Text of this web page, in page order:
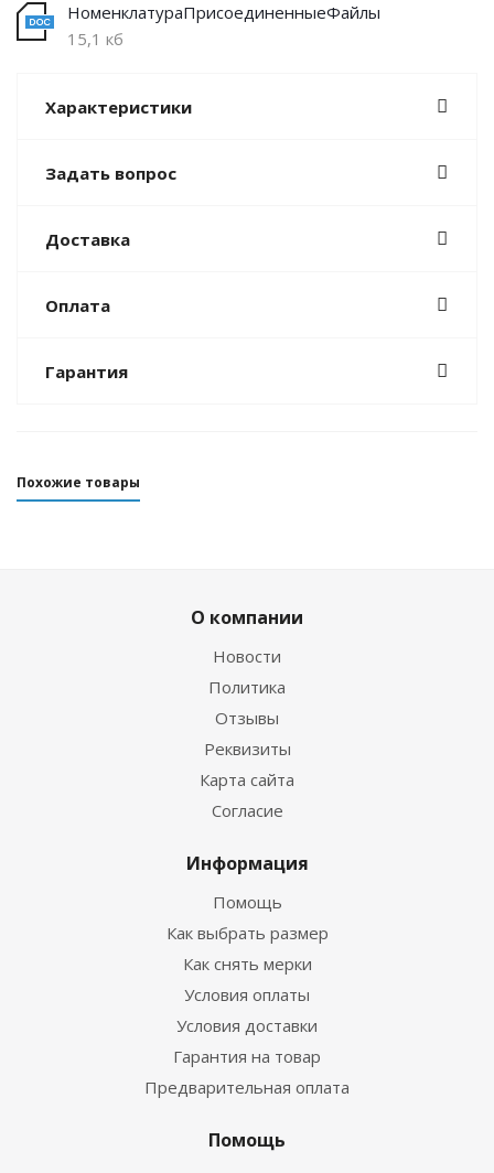
НоменклатураПрисоединенныеФайлы
15,1 кб
Характеристики
Задать вопрос
Доставка
Оплата
Гарантия
Похожие товары
водных видов спорта
О компании
Новости
Политика
Отзывы
Реквизиты
Карта сайта
Согласие
Информация
Помощь
Как выбрать размер
Как снять мерки
Условия оплаты
Условия доставки
Гарантия на товар
Предварительная оплата
Помощь